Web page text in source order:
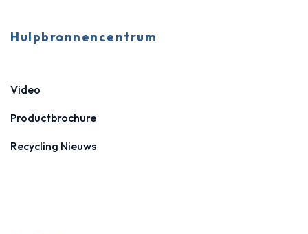
Hulpbronnencentrum
Video
Productbrochure
Recycling Nieuws